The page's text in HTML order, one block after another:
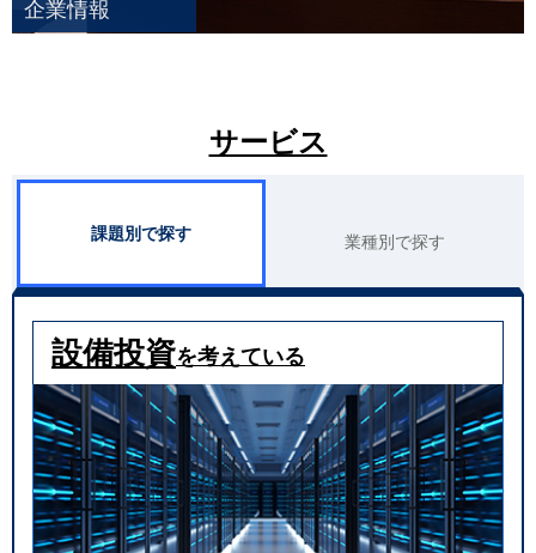
企業情報
サービス
課題別で探す 業種別で探す
設備投資を考えている